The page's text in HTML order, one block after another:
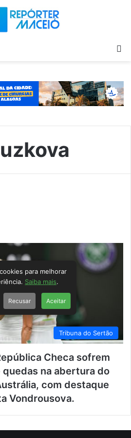
Tribuna do Sertão
Checa sofrem
quedas na abertura do
com destaque
Vondrousova.
para melhorar
Saiba mais.
Recusar Aceitar